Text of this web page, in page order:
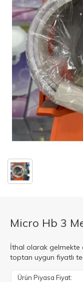
Micro Hb 3
İthal olarak gelmekte
toptan uygun fiyatlı
Ürün Piyasa Fiyat: